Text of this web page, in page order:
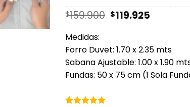
Medidas:
Forro Duvet: 1.70 x 2.35 mts
Sabana Ajustable: 1.00 x 1.90
Fundas: 50 x 75 cm (1 Sola
$159.900 El
era:
$159.900.
$119.925El
es:
$119.925.